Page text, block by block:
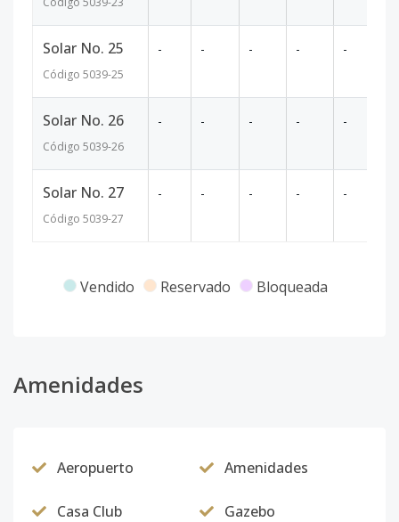
Solar No. 25
Código 5039-25
- - - - -
Solar No. 26
Código 5039-26
- - - - -
Solar No. 27
Código 5039-27
- - - - -
Vendido Reservado Bloqueada
Amenidades
Aeropuerto Amenidades
Casa Club Gazebo